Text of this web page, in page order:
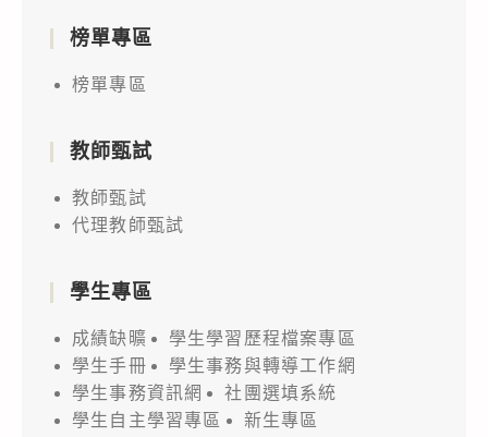
榜單專區
榜單專區
教師甄試
教師甄試
代理教師甄試
學生專區
成績缺曠
學生學習歷程檔案專區
學生手冊
學生事務與轉導工作網
學生事務資訊網
社團選填系統
學生自主學習專區
新生專區